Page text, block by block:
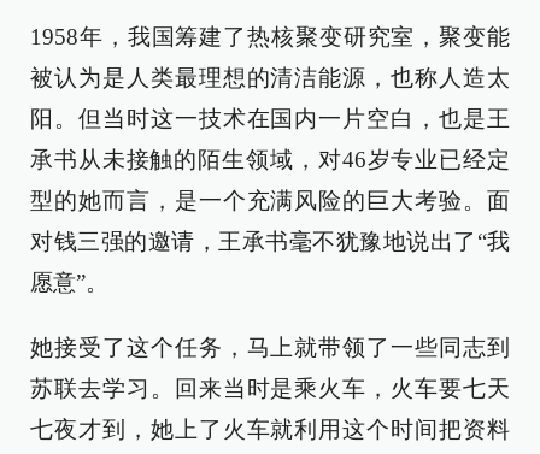
1958年，我国筹建了热核聚变研究室，聚变能
被认为是人类最理想的清洁能源，也称人造太
阳。但当时这一技术在国内一片空白，也是王
承书从未接触的陌生领域，对46岁专业已经定
型的她而言，是一个充满风险的巨大考验。面
对钱三强的邀请，王承书毫不犹豫地说出了“我
愿意”。
她接受了这个任务，马上就带领了一些同志到
苏联去学习。回来当时是乘火车，火车要七天
七夜才到，她上了火车就利用这个时间把资料